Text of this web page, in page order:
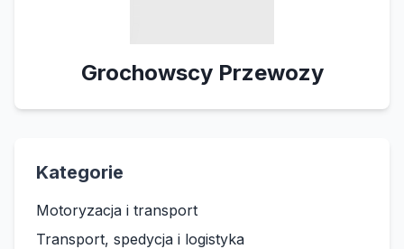
Grochowscy Przewozy
Kategorie
Motoryzacja i transport
Transport, spedycja i logistyka